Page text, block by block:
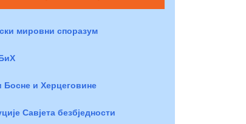
мировни споразум
Босне и Херцеговине
Савјета безбједности